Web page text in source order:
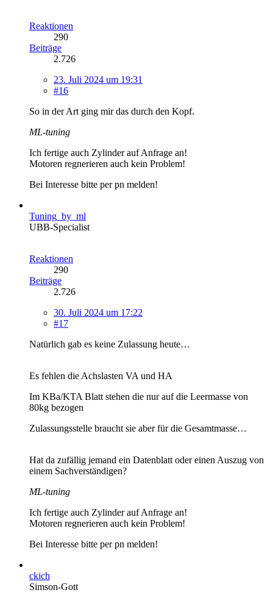
Reaktionen
290
Beiträge
2.726
23. Juli 2024 um 19:31
#16
So in der Art ging mir das durch den Kopf.
ML-tuning
Ich fertige auch Zylinder auf Anfrage an!
Motoren regnerieren auch kein Problem!
Bei Interesse bitte per pn melden!
Tuning_by_ml
UBB-Specialist
Reaktionen
290
Beiträge
2.726
30. Juli 2024 um 17:22
#17
Natürlich gab es keine Zulassung heute…
Es fehlen die Achslasten VA und HA
Im KBa/KTA Blatt stehen die nur auf die Leermasse von
80kg bezogen
Zulassungsstelle braucht sie aber für die Gesamtmasse…
Hat da zufällig jemand ein Datenblatt oder einen Auszug von
einem Sachverständigen?
ML-tuning
Ich fertige auch Zylinder auf Anfrage an!
Motoren regnerieren auch kein Problem!
Bei Interesse bitte per pn melden!
ckich
Simson-Gott